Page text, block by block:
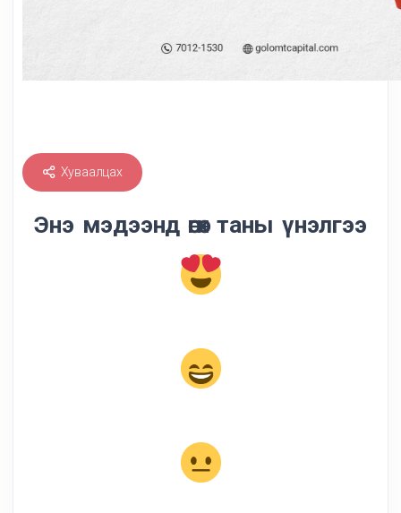
Хуваалцах
Энэ мэдээнд өгөх таны үнэлгээ